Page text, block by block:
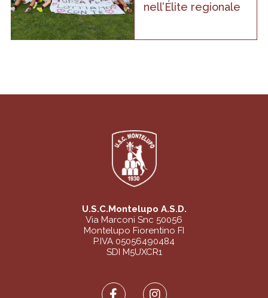
nell’Élite regionale
U.S.C.Montelupo A.S.D.
Via Marconi Snc 50056
Montelupo Fiorentino FI
P.IVA 05056490484
SDI M5UXCR1